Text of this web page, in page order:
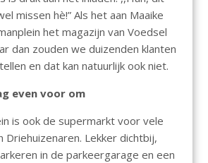
missen hè!” Als het aan Maaike
het magazijn van Voedsel
dan zouden we duizenden klanten
en dat kan natuurlijk ook niet.
even voor om
is ook de supermarkt voor vele
Driehuizenaren. Lekker dichtbij,
in de parkeergarage en een